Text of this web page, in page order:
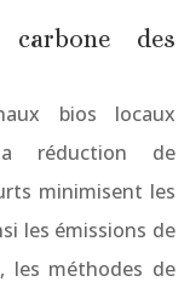
carbone des
bios locaux
réduction de
minimisent les
les émissions de
les méthodes de